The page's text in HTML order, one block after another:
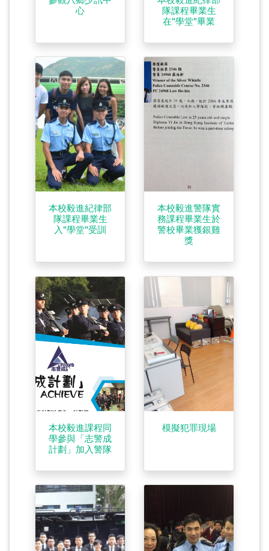
心
隊課程畢業生
在"學堂"畢業
本校毅進紀律部
隊課程畢業生
入"學堂"受訓
本校毅進警隊實
務課程畢業生於
警校畢業獲銀雞
獎
本校毅進課程同
學參與「志警成
計劃」加入警隊
模擬犯罪現場